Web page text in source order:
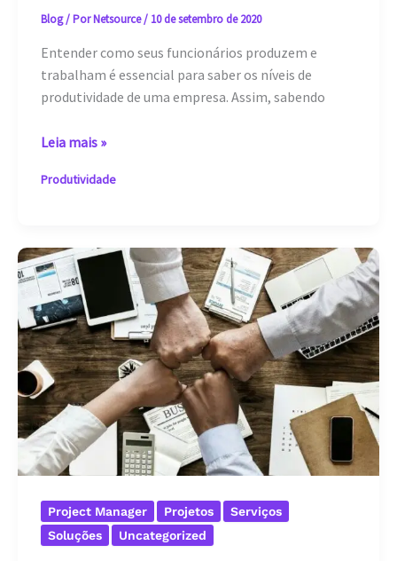
Blog/ PorNetsource/ 10 de setembro de 2020
Entender como seus funcionários produzem e
trabalham é essencial para saber os níveis de
produtividade de uma empresa. Assim, sabendo
Indicadores
produtividade
sua
equipe
Leia mais »
Produtividade
Project Manager Projetos
Serviços
Soluções
Uncategorized